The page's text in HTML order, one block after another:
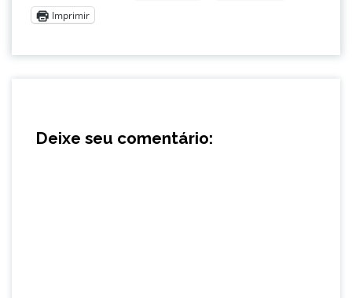
Imprimir
Deixe seu comentário: